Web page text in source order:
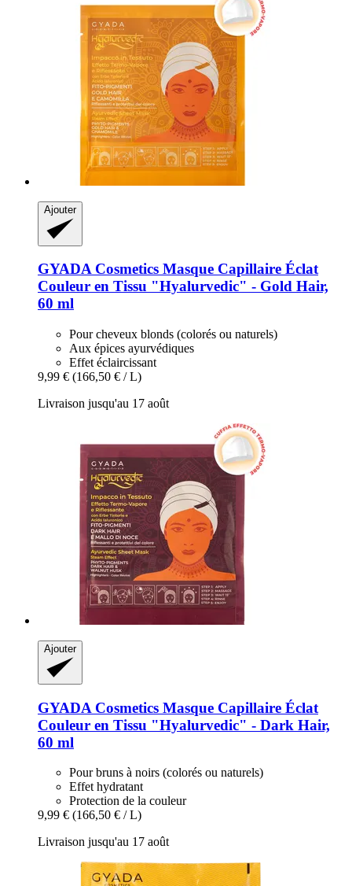
Ajouter
GYADA Cosmetics Masque Capillaire Éclat
Couleur en Tissu "Hyalurvedic" -​ Gold Hair,
60 ml
Pour cheveux blonds (colorés ou naturels)
Aux épices ayurvédiques
Effet éclaircissant
9,99 € (166,50 € / L)
Livraison jusqu'au 17 août
Ajouter
GYADA Cosmetics Masque Capillaire Éclat
Couleur en Tissu "Hyalurvedic" -​ Dark Hair,
60 ml
Pour bruns à noirs (colorés ou naturels)
Effet hydratant
Protection de la couleur
9,99 € (166,50 € / L)
Livraison jusqu'au 17 août